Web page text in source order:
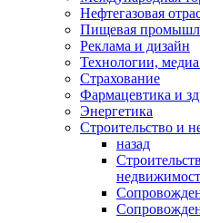
Нефтегазовая
Пищевая
Реклама и дизайн
Технологии,
Страхование
Фармацевтика и
Энергетика
Строительство и
назад